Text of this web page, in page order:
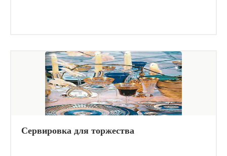
Сервировка для торжества